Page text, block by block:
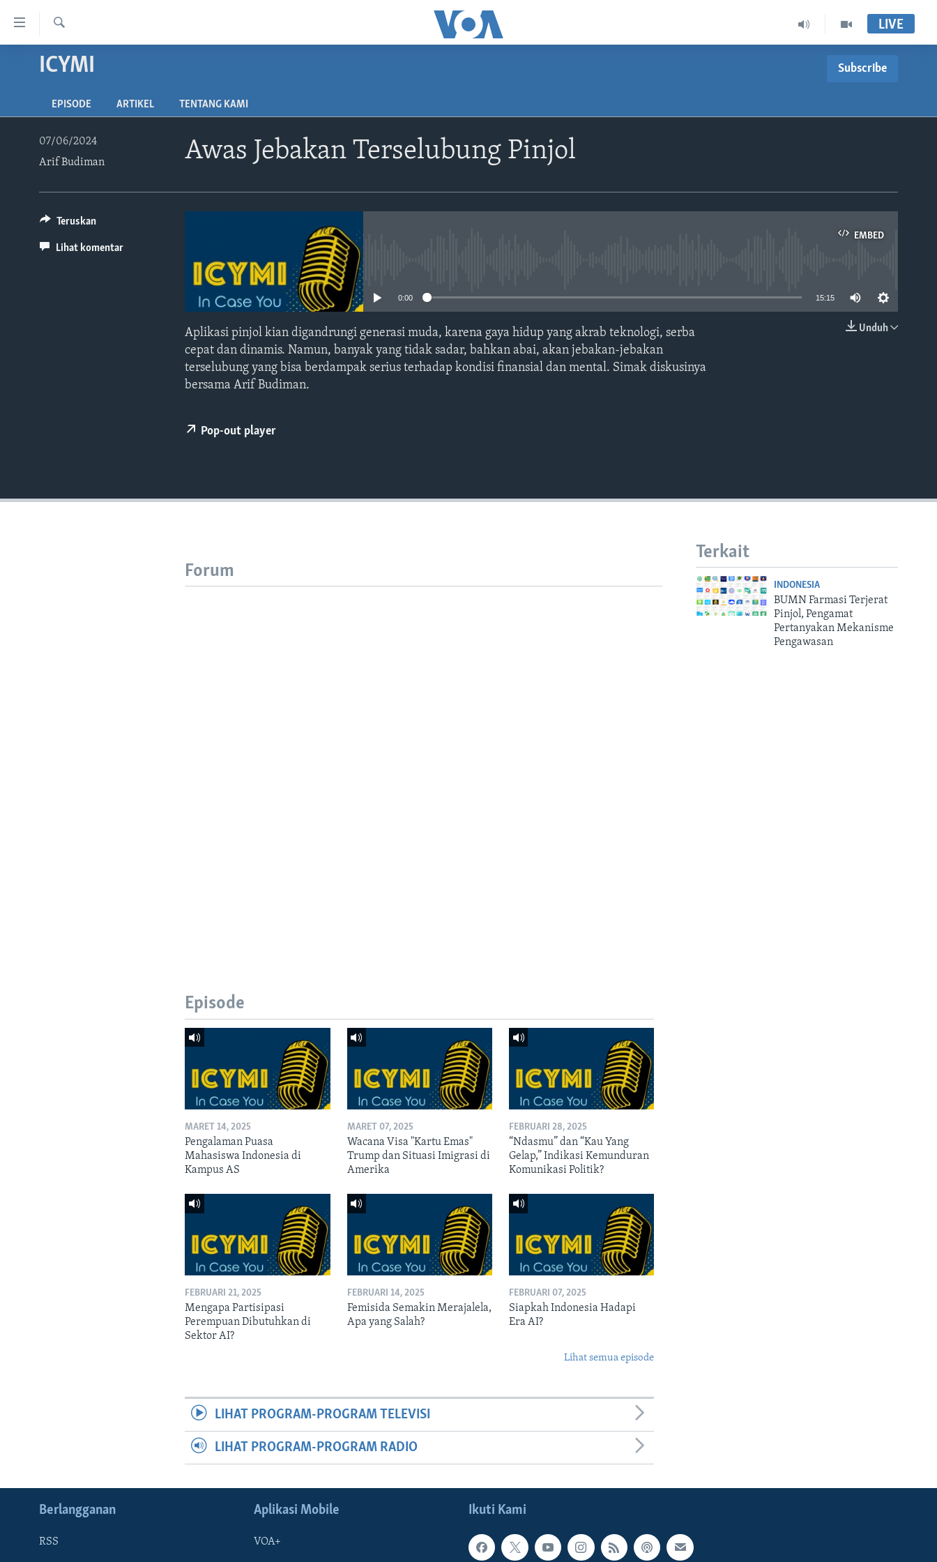
Akses
Konten
Pencarian
BERANDA
VIDEO
POLYGRAPH
DAFTAR PROGRAM
LIVE
ICYMI Subscribe
Apple Podcasts
Spotify
Langganan
EPISODE ARTIKEL TENTANG KAMI
Awas Jebakan Terselubung Pinjol
07/06/2024
Arif Budiman
EMBED
0:00 15:15
Unduh
Aplikasi pinjol kian digandrungi generasi muda, karena gaya hidup yang akrab teknologi, serba
cepat dan dinamis. Namun, banyak yang tidak sadar, bahkan abai, akan jebakan-jebakan
terselubung yang bisa berdampak serius terhadap kondisi finansial dan mental. Simak diskusinya
bersama Arif Budiman.
Pop-out player
Teruskan
Lihat komentar
Forum
Terkait
INDONESIA
BUMN Farmasi Terjerat
Pinjol, Pengamat
Pertanyakan Mekanisme
Pengawasan
Episode
MARET 14, 2025
Pengalaman Puasa
Mahasiswa Indonesia di
Kampus AS
MARET 07, 2025
Wacana Visa "Kartu Emas"
Trump dan Situasi Imigrasi di
Amerika
FEBRUARI 28, 2025
“Ndasmu” dan “Kau Yang
Gelap,” Indikasi Kemunduran
Komunikasi Politik?
FEBRUARI 21, 2025
Mengapa Partisipasi
Perempuan Dibutuhkan di
Sektor AI?
FEBRUARI 14, 2025
Femisida Semakin Merajalela,
Apa yang Salah?
FEBRUARI 07, 2025
Siapkah Indonesia Hadapi
Era AI?
Lihat semua episode
LIHAT PROGRAM-PROGRAM TELEVISI
LIHAT PROGRAM-PROGRAM RADIO
Ikuti Kami
Berlangganan
RSS
Aplikasi Mobile
VOA+